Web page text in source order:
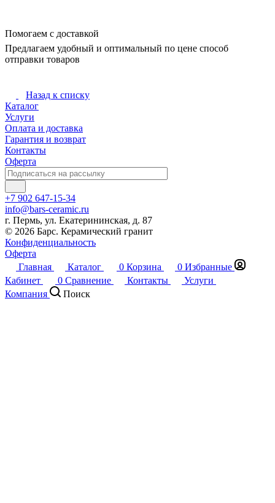
Помогаем с доставкой
Предлагаем удобный и оптимальный по цене способ
отправки товаров
Назад к списку
Каталог
Услуги
Оплата и доставка
Гарантия и возврат
Контакты
Оферта
+7 902 647-15-34
info@bars-ceramic.ru
г. Пермь, ул. Екатерининская, д. 87
© 2026 Барс. Керамический гранит
Конфиденциальность
Оферта
Главная
Каталог 0 Корзина 0 Избранные
Кабинет
0 Сравнение Контакты
Услуги
Компания
Поиск